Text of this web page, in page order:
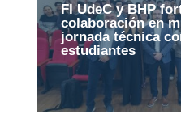
FI UdeC y BHP
colaboración en
jornada técnica
estudiantes